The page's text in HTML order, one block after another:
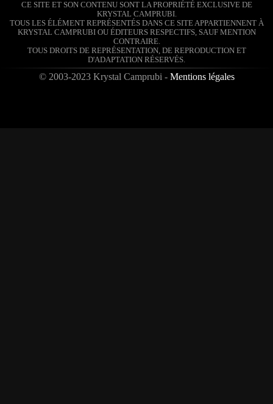
CE SITE ET SON CONTENU SONT LA PROPRIÉTÉ EXCLUSIVE DE
KRYSTAL CAMPRUBI.
TOUS LES ÉLÉMENT REPRÉSENTÉS DANS CE SITE APPARTIENNENT À
KRYSTAL CAMPRUBI OU ÉDITEURS RESPECTIFS, SAUF MENTION
CONTRAIRE.
TOUS DROITS DE REPRÉSENTATION, DE REPRODUCTION ET
D'ADAPTATION RÉSERVÉS.
© 2003-2023 Krystal Camprubi - Mentions légales